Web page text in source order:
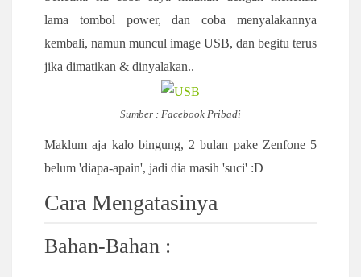
lama tombol power, dan coba menyalakannya
kembali, namun muncul image USB, dan begitu terus
jika dimatikan & dinyalakan..
Sumber : Facebook Pribadi
Maklum aja kalo bingung, 2 bulan pake Zenfone 5
belum 'diapa-apain', jadi dia masih 'suci' :D
Cara Mengatasinya
Bahan-Bahan :